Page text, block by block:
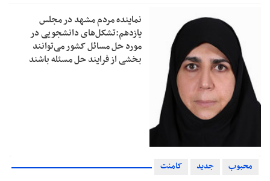
نماینده مردم مشهد در مجلس
یازدهم:تشکل‌های دانشجویی در
مورد حل مسائل کشور می‌توانند
بخشی از فرایند حل مسئله باشند
محبوب جدید کامنت